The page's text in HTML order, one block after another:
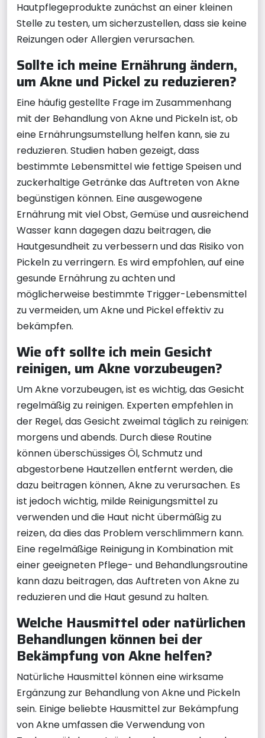
Hautpflegeprodukte zunächst an einer kleinen
Stelle zu testen, um sicherzustellen, dass sie keine
Reizungen oder Allergien verursachen.
Sollte ich meine Ernährung ändern,
um Akne und Pickel zu reduzieren?
Eine häufig gestellte Frage im Zusammenhang
mit der Behandlung von Akne und Pickeln ist, ob
eine Ernährungsumstellung helfen kann, sie zu
reduzieren. Studien haben gezeigt, dass
bestimmte Lebensmittel wie fettige Speisen und
zuckerhaltige Getränke das Auftreten von Akne
begünstigen können. Eine ausgewogene
Ernährung mit viel Obst, Gemüse und ausreichend
Wasser kann dagegen dazu beitragen, die
Hautgesundheit zu verbessern und das Risiko von
Pickeln zu verringern. Es wird empfohlen, auf eine
gesunde Ernährung zu achten und
möglicherweise bestimmte Trigger-Lebensmittel
zu vermeiden, um Akne und Pickel effektiv zu
bekämpfen.
Wie oft sollte ich mein Gesicht
reinigen, um Akne vorzubeugen?
Um Akne vorzubeugen, ist es wichtig, das Gesicht
regelmäßig zu reinigen. Experten empfehlen in
der Regel, das Gesicht zweimal täglich zu reinigen:
morgens und abends. Durch diese Routine
können überschüssiges Öl, Schmutz und
abgestorbene Hautzellen entfernt werden, die
dazu beitragen können, Akne zu verursachen. Es
ist jedoch wichtig, milde Reinigungsmittel zu
verwenden und die Haut nicht übermäßig zu
reizen, da dies das Problem verschlimmern kann.
Eine regelmäßige Reinigung in Kombination mit
einer geeigneten Pflege- und Behandlungsroutine
kann dazu beitragen, das Auftreten von Akne zu
reduzieren und die Haut gesund zu halten.
Welche Hausmittel oder natürlichen
Behandlungen können bei der
Bekämpfung von Akne helfen?
Natürliche Hausmittel können eine wirksame
Ergänzung zur Behandlung von Akne und Pickeln
sein. Einige beliebte Hausmittel zur Bekämpfung
von Akne umfassen die Verwendung von